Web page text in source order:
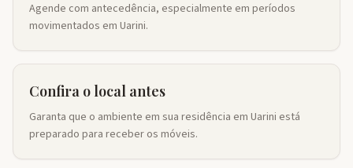
Agende com antecedência, especialmente em períodos
movimentados em Uarini.
Confira o local antes
Garanta que o ambiente em sua residência em Uarini está
preparado para receber os móveis.